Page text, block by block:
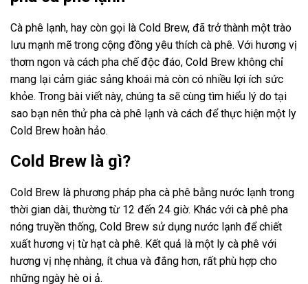
Cà phê lạnh, hay còn gọi là Cold Brew, đã trở thành một trào
lưu mạnh mẽ trong cộng đồng yêu thích cà phê. Với hương vị
thơm ngon và cách pha chế độc đáo, Cold Brew không chỉ
mang lại cảm giác sảng khoái mà còn có nhiều lợi ích sức
khỏe. Trong bài viết này, chúng ta sẽ cùng tìm hiểu lý do tại
sao bạn nên thử pha cà phê lạnh và cách để thực hiện một ly
Cold Brew hoàn hảo.
Cold Brew là gì?
Cold Brew là phương pháp pha cà phê bằng nước lạnh trong
thời gian dài, thường từ 12 đến 24 giờ. Khác với cà phê pha
nóng truyền thống, Cold Brew sử dụng nước lạnh để chiết
xuất hương vị từ hạt cà phê. Kết quả là một ly cà phê với
hương vị nhẹ nhàng, ít chua và đắng hơn, rất phù hợp cho
những ngày hè oi ả.